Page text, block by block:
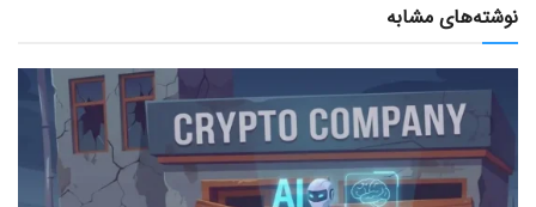
نوشته‌های مشابه